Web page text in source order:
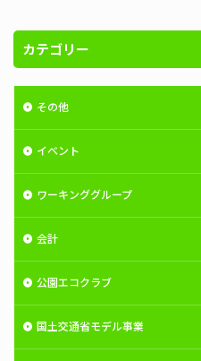
カテゴリー
その他
イベント
ワーキンググループ
会計
公園エコクラブ
国土交通省モデル事業